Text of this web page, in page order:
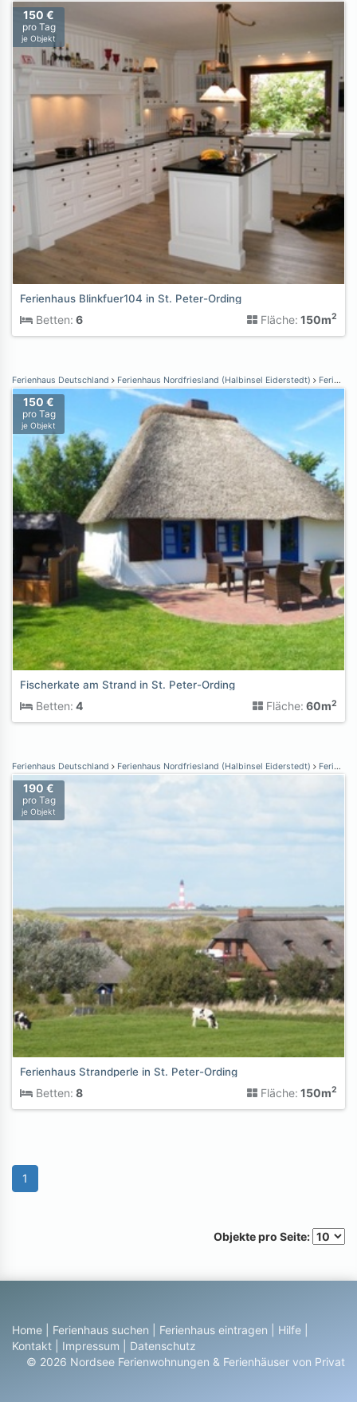
150 €
pro Tag
je Objekt
Ferienhaus Blinkfuer104 in St. Peter-Ording
Betten: 6 Fläche: 150m2
Ferienhaus Deutschland Ferienhaus Nordfriesland (Halbinsel Eiderstedt) Ferienhaus St. Peter-Ording
150 €
pro Tag
je Objekt
Fischerkate am Strand in St. Peter-Ording
Betten: 4 Fläche: 60m2
Ferienhaus Deutschland Ferienhaus Nordfriesland (Halbinsel Eiderstedt) Ferienhaus St. Peter-Ording
190 €
pro Tag
je Objekt
Ferienhaus Strandperle in St. Peter-Ording
Betten: 8 Fläche: 150m2
1
Objekte pro Seite:
Home Ferienhaus suchen Ferienhaus eintragen Hilfe
Kontakt
Impressum
Datenschutz
© 2026 Nordsee Ferienwohnungen & Ferienhäuser von Privat